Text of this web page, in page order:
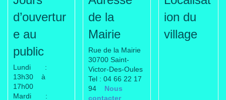
d’ouvertur
e au
public
Lundi :
13h30 à
17h00
Mardi :
de la
Mairie
Rue de la Mairie
30700 Saint-
Victor-Des-Oules
Tel : 04 66 22 17
94 Nous
contacter
ion du
village